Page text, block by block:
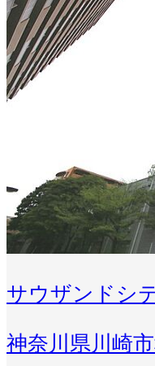
サウザンドシ
神奈川県川崎